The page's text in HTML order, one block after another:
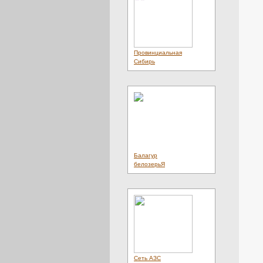
Провинциальная
Сибирь
Балагур
белозерьЯ
Сеть АЗС